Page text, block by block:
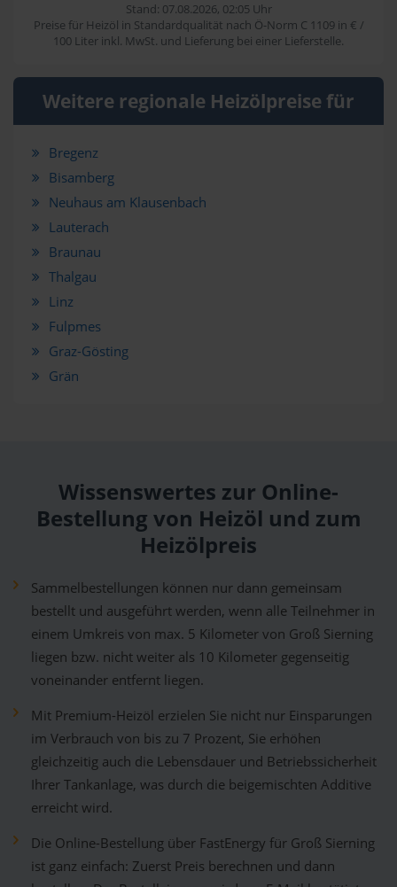
Stand: 07.08.2026, 02:05 Uhr
Preise für Heizöl in Standardqualität nach Ö-Norm C 1109 in € /
100 Liter inkl. MwSt. und Lieferung bei einer Lieferstelle.
Weitere regionale Heizölpreise für
Bregenz
Bisamberg
Neuhaus am Klausenbach
Lauterach
Braunau
Thalgau
Linz
Fulpmes
Graz-Gösting
Grän
Wissenswertes zur Online-
Bestellung von Heizöl und zum
Heizölpreis
Sammelbestellungen können nur dann gemeinsam
bestellt und ausgeführt werden, wenn alle Teilnehmer in
einem Umkreis von max. 5 Kilometer von Groß Sierning
liegen bzw. nicht weiter als 10 Kilometer gegenseitig
voneinander entfernt liegen.
Mit Premium-Heizöl erzielen Sie nicht nur Einsparungen
im Verbrauch von bis zu 7 Prozent, Sie erhöhen
gleichzeitig auch die Lebensdauer und Betriebssicherheit
Ihrer Tankanlage, was durch die beigemischten Additive
erreicht wird.
Die Online-Bestellung über FastEnergy für Groß Sierning
ist ganz einfach: Zuerst Preis berechnen und dann